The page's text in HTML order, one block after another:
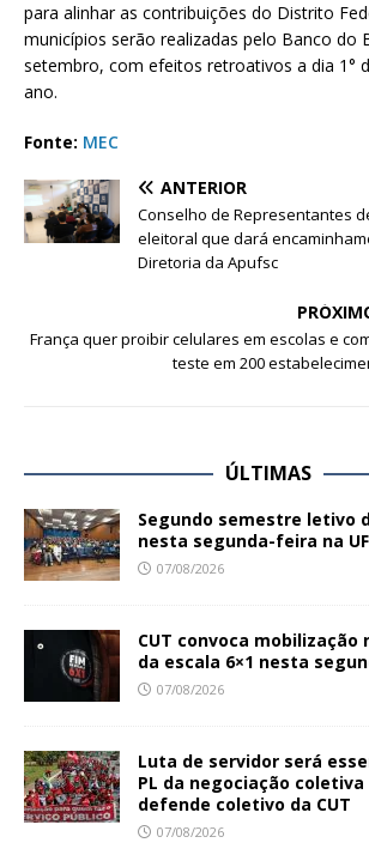
para alinhar as contribuições do Distrito
municípios serão realizadas pelo Banco do
setembro, com efeitos retroativos a dia 1°
ano.
Fonte: MEC
ANTERIOR
Conselho de Representantes
eleitoral que dará
Diretoria da Apufsc
França quer proibir celulares em escolas e
teste em 200
ÚLTIMAS
Segundo semestre letivo
nesta segunda-feira na
07/08/2026
CUT convoca mobilização
da escala 6×1 nesta
07/08/2026
Luta de servidor será
PL da negociação
defende coletivo da CUT
07/08/2026